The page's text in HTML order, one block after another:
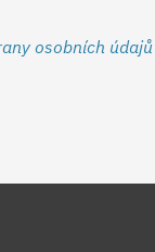
osobních